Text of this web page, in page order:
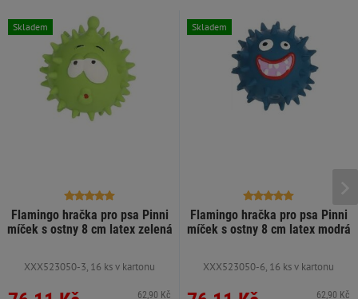
Flamingo hračka pro psa Pinni
míček s ostny 8 cm latex zelená
XXX523050-3, 16 ks v kartonu
62,90 Kč
Skladem
Flamingo hračka pro psa Pinni
míček s ostny 8 cm latex modrá
XXX523050-6, 16 ks v kartonu
62,90 Kč
Skladem